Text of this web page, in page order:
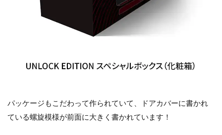
パッケージもこだわって作られていて、ドアカバーに書かれ
ている螺旋模様が前面に大きく書かれています！